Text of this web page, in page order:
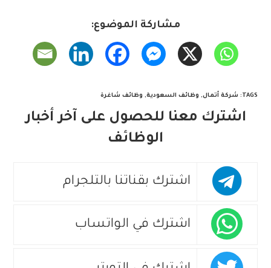
مشاركة الموضوع:
TAGS
: شركة أتمال, وظائف السعودية, وظائف شاغرة
اشترك معنا للحصول على آخر أخبار
الوظائف
اشترك بقناتنا بالتلجرام
اشترك في الواتساب